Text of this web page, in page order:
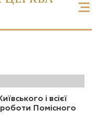
і всієї
роботи Помісного